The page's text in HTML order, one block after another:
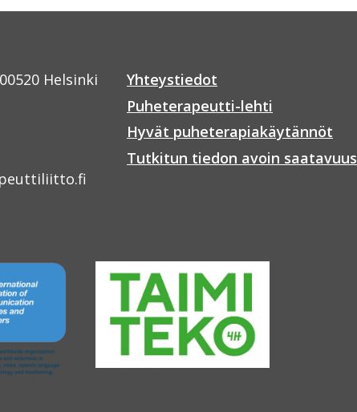
Helsinki
Yhteystiedot
Puheterapeutti-lehti
Hyvät puheterapiakäytännöt
Tutkitun tiedon avoin saatavuus